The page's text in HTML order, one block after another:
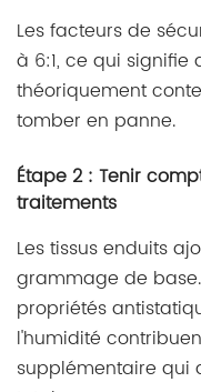
Les facteurs de
à 6:1, ce qui signifie
théoriquement
tomber en panne.
Étape 2 : Tenir
traitements
Les tissus enduits
grammage de
propriétés
l'humidité
supplémentaire